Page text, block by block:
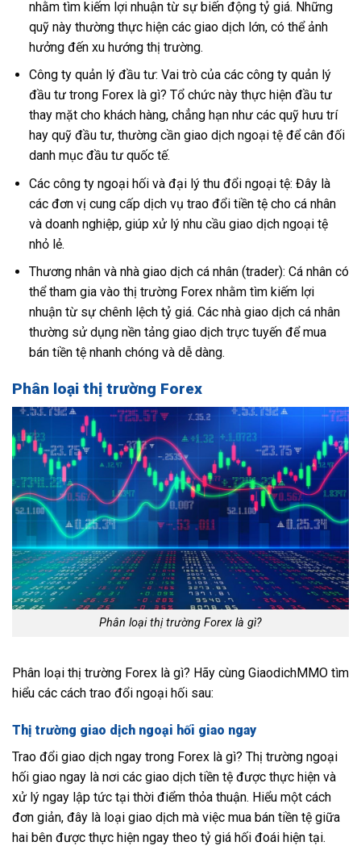
nhằm tìm kiếm lợi nhuận từ sự biến động tỷ giá. Những
quỹ này thường thực hiện các giao dịch lớn, có thể ảnh
hưởng đến xu hướng thị trường.
Công ty quản lý đầu tư: Vai trò của các công ty quản lý
đầu tư trong Forex là gì? Tổ chức này thực hiện đầu tư
thay mặt cho khách hàng, chẳng hạn như các quỹ hưu trí
hay quỹ đầu tư, thường cần giao dịch ngoại tệ để cân đối
danh mục đầu tư quốc tế.
Các công ty ngoại hối và đại lý thu đổi ngoại tệ: Đây là
các đơn vị cung cấp dịch vụ trao đổi tiền tệ cho cá nhân
và doanh nghiệp, giúp xử lý nhu cầu giao dịch ngoại tệ
nhỏ lẻ.
Thương nhân và nhà giao dịch cá nhân (trader): Cá nhân có
thể tham gia vào thị trường Forex nhằm tìm kiếm lợi
nhuận từ sự chênh lệch tỷ giá. Các nhà giao dịch cá nhân
thường sử dụng nền tảng giao dịch trực tuyến để mua
bán tiền tệ nhanh chóng và dễ dàng.
Phân loại thị trường Forex
Phân loại thị trường Forex là gì?
Phân loại thị trường Forex là gì? Hãy cùng GiaodichMMO tìm
hiểu các cách trao đổi ngoại hối sau:
Thị trường giao dịch ngoại hối giao ngay
Trao đổi giao dịch ngay trong Forex là gì? Thị trường ngoại
hối giao ngay là nơi các giao dịch tiền tệ được thực hiện và
xử lý ngay lập tức tại thời điểm thỏa thuận. Hiểu một cách
đơn giản, đây là loại giao dịch mà việc mua bán tiền tệ giữa
hai bên được thực hiện ngay theo tỷ giá hối đoái hiện tại.